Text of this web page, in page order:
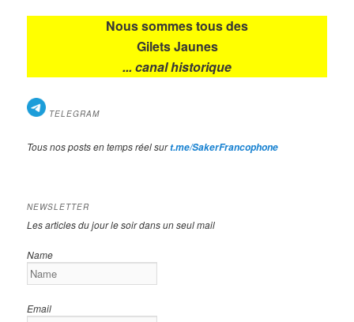
Nous sommes tous des
Gilets Jaunes
... canal historique
TELEGRAM
Tous nos posts en temps réel surt.me/SakerFrancophone
NEWSLETTER
Les articles du jour le soir dans un seul mail
Name
Email